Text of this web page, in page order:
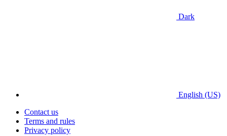
Dark
English (US)
Contact us
Terms and rules
Privacy policy